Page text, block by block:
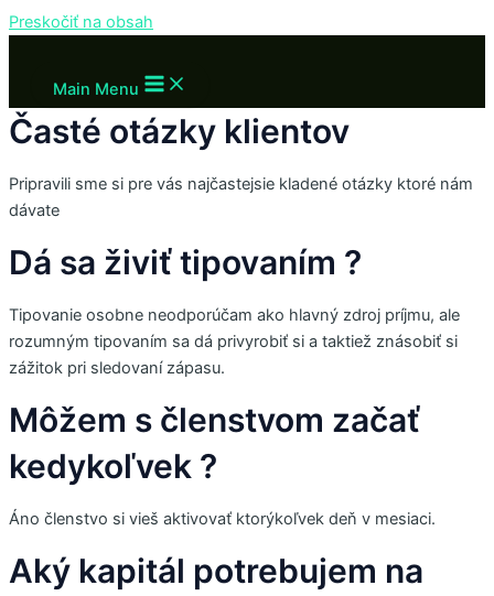
Preskočiť na obsah
Main Menu
Časté otázky klientov
Pripravili sme si pre vás najčastejsie kladené otázky ktoré nám
dávate
Dá sa živiť tipovaním ?
Tipovanie osobne neodporúčam ako hlavný zdroj príjmu, ale
rozumným tipovaním sa dá privyrobiť si a taktiež znásobiť si
zážitok pri sledovaní zápasu.
Môžem s členstvom začať
kedykoľvek ?
Áno členstvo si vieš aktivovať ktorýkoľvek deň v mesiaci.
Aký kapitál potrebujem na